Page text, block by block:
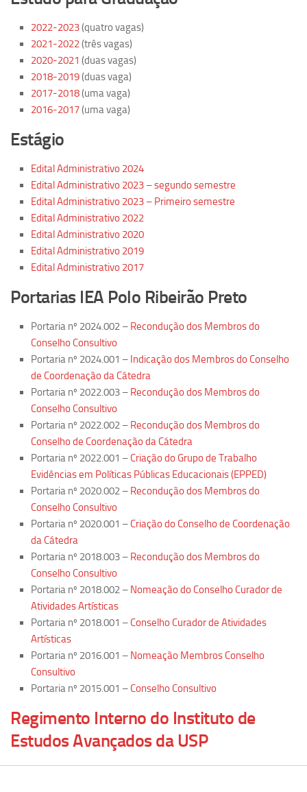
Fernando de Lima Caneppele
Geciane Silveira Porto
Maria Paula Costa Bertran
Professor Sênior
Professores Seniores Encerrados
Institucional
Equipe
Estrutura do polo
Projetos
Ciência Por Elas
Pint of Science
União Pró-Vacina
USP Analisa
Publicações
Clipping
Documentos
Relatórios
Revista Estudos Avançados
Espaço Cultural
Contato
Newsletter
2022-2023(quatro vagas)
2021-2022(três vagas)
2020-2021 (duas vagas)
2018-2019(duas vaga)
2017-2018(uma vaga)
2016-2017(uma vaga)
Estágio
Edital Administrativo 2024
Edital Administrativo 2023 – segundo semestre
Edital Administrativo 2023 – Primeiro semestre
Edital Administrativo 2022
Edital Administrativo 2020
Edital Administrativo 2019
Edital Administrativo 2017
Portarias IEA Polo Ribeirão Preto
Portaria nº 2024.002 – Recondução dos Membros do
Conselho Consultivo
Portaria nº 2024.001 – Indicação dos Membros do Conselho
de Coordenação da Cátedra
Portaria nº 2022.003 – Recondução dos Membros do
Conselho Consultivo
Portaria nº 2022.002 – Recondução dos Membros do
Conselho de Coordenação da Cátedra
Portaria nº 2022.001 – Criação do Grupo de Trabalho
Evidências em Políticas Públicas Educacionais (EPPED)
Portaria nº 2020.002 – Recondução dos Membros do
Conselho Consultivo
Portaria nº 2020.001 – Criação do Conselho de Coordenação
da Cátedra
Portaria nº 2018.003 – Recondução dos Membros do
Conselho Consultivo
Portaria nº 2018.002 – Nomeação do Conselho Curador de
Atividades Artísticas
Portaria nº 2018.001 – Conselho Curador de Atividades
Artísticas
Portaria nº 2016.001 – Nomeação Membros Conselho
Consultivo
Portaria nº 2015.001 – Conselho Consultivo
Regimento Interno do Instituto de
Estudos Avançados da USP